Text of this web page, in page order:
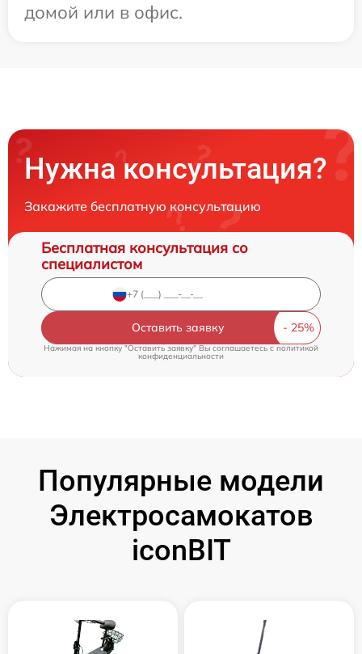
домой или в офис.
Нужна консультация?
Закажите бесплатную консультацию
Бесплатная консультация со
специалистом
Оставить заявку
Нажимая на кнопку "Оставить заявку" Вы соглашаетесь cполитикой
конфиденциальности
Популярные модели
Электросамокатов
iconBIT